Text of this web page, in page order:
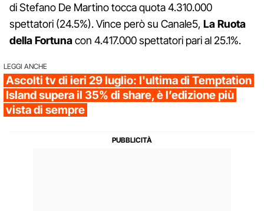
di Stefano De Martino tocca quota 4.310.000
spettatori (24.5%). Vince però su Canale5, La Ruota
della Fortunacon 4.417.000 spettatori pari al 25.1%.
LEGGI ANCHE
Ascolti tv di ieri 29 luglio: l'ultima di Temptation
Island supera il 35% di share, è l’edizione più
vista di sempre